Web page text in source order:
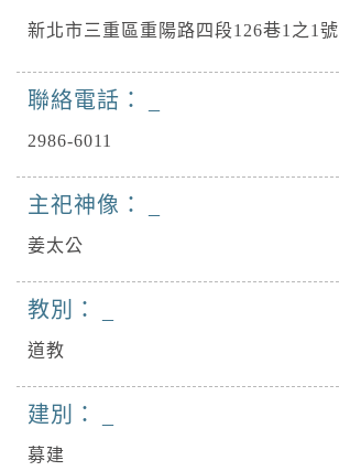
新北市三重區重陽路四段126巷1之1號
聯絡電話：
2986-6011
主祀神像：
姜太公
教別：
道教
建別：
募建